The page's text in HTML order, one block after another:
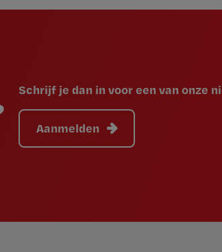
Schrijf je dan in voor een van onze
Aanmelden